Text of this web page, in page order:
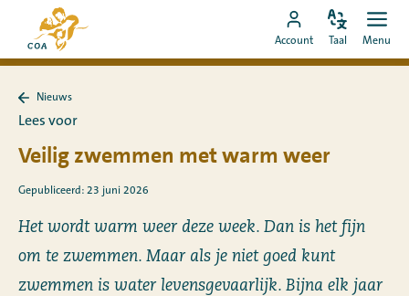
naar
content
Naar
de
startpagina
MyCOA
Ga
naar
Account
Pas
taal
Taal Menu
naar
Nieuws
Lees voor
Veilig zwemmen met warm weer
Gepubliceerd: 23 juni 2026
Het wordt warm weer deze week. Dan is het fijn
om te zwemmen. Maar als je niet goed kunt
zwemmen is water levensgevaarlijk. Bijna elk jaar